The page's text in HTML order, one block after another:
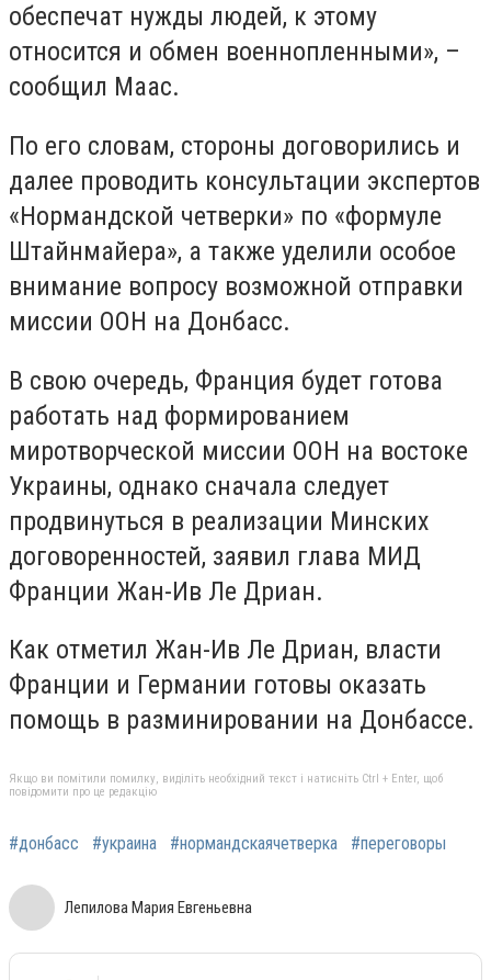
обеспечат нужды людей, к этому
относится и обмен военнопленными», –
сообщил Маас.
По его словам, стороны договорились и
далее проводить консультации экспертов
«Нормандской четверки» по «формуле
Штайнмайера», а также уделили особое
внимание вопросу возможной отправки
миссии ООН на Донбасс.
В свою очередь, Франция будет готова
работать над формированием
миротворческой миссии ООН на востоке
Украины, однако сначала следует
продвинуться в реализации Минских
договоренностей, заявил глава МИД
Франции Жан-Ив Ле Дриан.
Как отметил Жан-Ив Ле Дриан, власти
Франции и Германии готовы оказать
помощь в разминировании на Донбассе.
Якщо ви помітили помилку, виділіть необхідний текст і натисніть Ctrl + Enter, щоб
повідомити про це редакцію
#донбасс #украина #нормандскаячетверка #переговоры
Лепилова Мария Евгеньевна